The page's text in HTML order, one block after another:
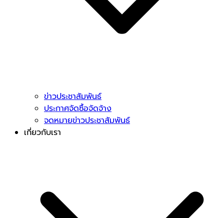
ข่าวประชาสัมพันธ์
ประกาศจัดซื้อจัดจ้าง
จดหมายข่าวประชาสัมพันธ์
เกี่ยวกับเรา